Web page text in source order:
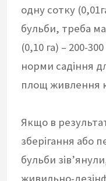
одну сотку
бульби, треба
(0,10 га) – 200-
норми садіння
площ живлення
Якщо в
зберігання або
бульби